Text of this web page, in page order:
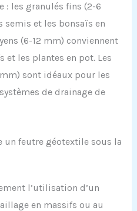
: les granulés fins (2-6
et les bonsaïs en
(6-12 mm) conviennent
et les plantes en pot. Les
sont idéaux pour les
de drainage de
un feutre géotextile sous la
l’utilisation d’un
en massifs ou au